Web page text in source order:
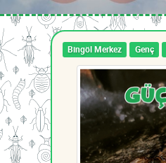
Bingöl Merkez Genç